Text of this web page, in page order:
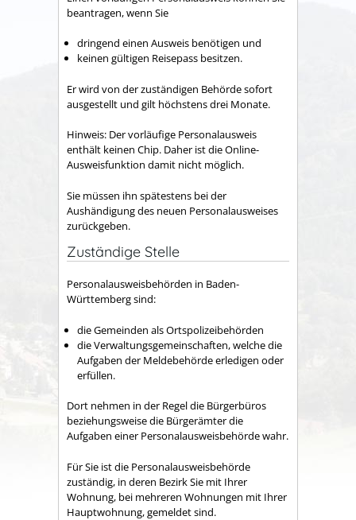
beantragen, wenn Sie
dringend einen Ausweis benötigen und
keinen gültigen Reisepass besitzen.
Er wird von der zuständigen Behörde sofort
ausgestellt und gilt höchstens drei Monate.
Hinweis: Der vorläufige Personalausweis
enthält keinen Chip. Daher ist die Online-
Ausweisfunktion damit nicht möglich.
Sie müssen ihn spätestens bei der
Aushändigung des neuen Personalausweises
zurückgeben.
Zuständige Stelle
Personalausweisbehörden in Baden-
Württemberg sind:
die Gemeinden als Ortspolizeibehörden
die Verwaltungsgemeinschaften,welche die
Aufgaben der Meldebehörde erledigen oder
erfüllen.
Dort nehmen in der Regel die Bürgerbüros
beziehungsweise die Bürgerämter die
Aufgaben einer Personalausweisbehörde wahr.
Für Sie ist die Personalausweisbehörde
zuständig, in deren Bezirk Sie mit Ihrer
Wohnung, bei mehreren Wohnungen mit Ihrer
Hauptwohnung, gemeldet sind.